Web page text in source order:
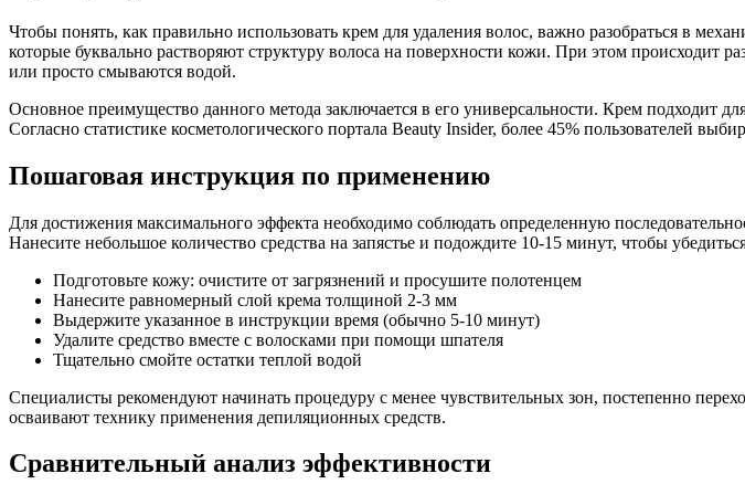
Чтобы понять, как правильно использовать крем для удаления волос, важно разобраться в
которые буквально растворяют структуру волоса на поверхности кожи. При этом происходит
или просто смываются водой.
Основное преимущество данного метода заключается в его универсальности. Крем подходит
Согласно статистике косметологического портала Beauty Insider, более 45% пользователей
Пошаговая инструкция по применению
Для достижения максимального эффекта необходимо соблюдать определенную
Нанесите небольшое количество средства на запястье и подождите 10-15 минут, чтобы
Подготовьте кожу: очистите от загрязнений и просушите полотенцем
Нанесите равномерный слой крема толщиной 2-3 мм
Выдержите указанное в инструкции время (обычно 5-10 минут)
Удалите средство вместе с волосками при помощи шпателя
Тщательно смойте остатки теплой водой
Специалисты рекомендуют начинать процедуру с менее чувствительных зон, постепенно
осваивают технику применения депиляционных средств.
Сравнительный анализ эффективности